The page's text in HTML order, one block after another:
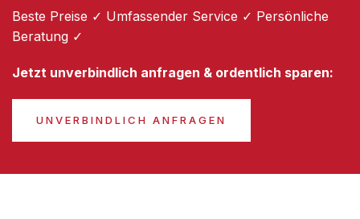
Beste Preise ✓ Umfassender Service ✓ Persönliche
Beratung ✓
Jetzt unverbindlich anfragen & ordentlich sparen:
UNVERBINDLICH ANFRAGEN